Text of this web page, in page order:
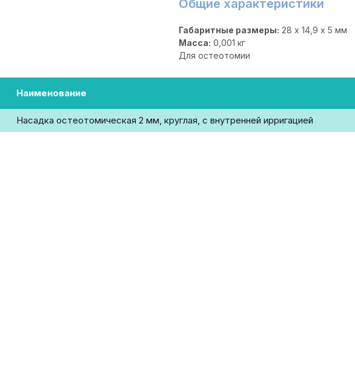
Общие характеристики
Габаритные размеры: 28 х 14,9 х 5 мм
Масса: 0,001 кг
Для остеотомии
Наименование
Насадка остеотомическая 2 мм, круглая, с внутренней ирригацией